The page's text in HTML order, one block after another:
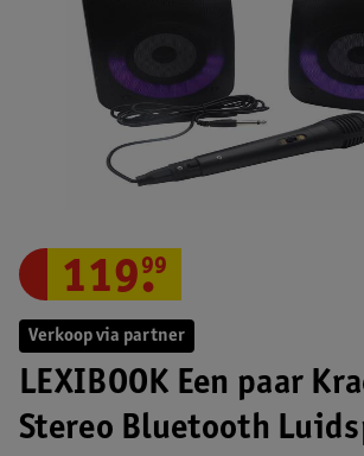
Verkoop via partner
LEXIBOOK Een paar
Stereo Bluetooth
119.
99